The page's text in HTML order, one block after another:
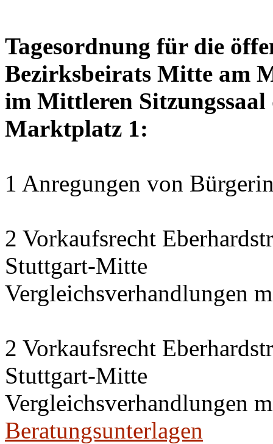
Tagesordnung für die
Bezirksbeirats Mitte am
im Mittleren Sitzungssaal
Marktplatz 1:
1 Anregungen von
2 Vorkaufsrecht
Stuttgart-Mitte
Vergleichsverhandlungen
2 Vorkaufsrecht
Stuttgart-Mitte
Vergleichsverhandlungen
Beratungsunterlagen